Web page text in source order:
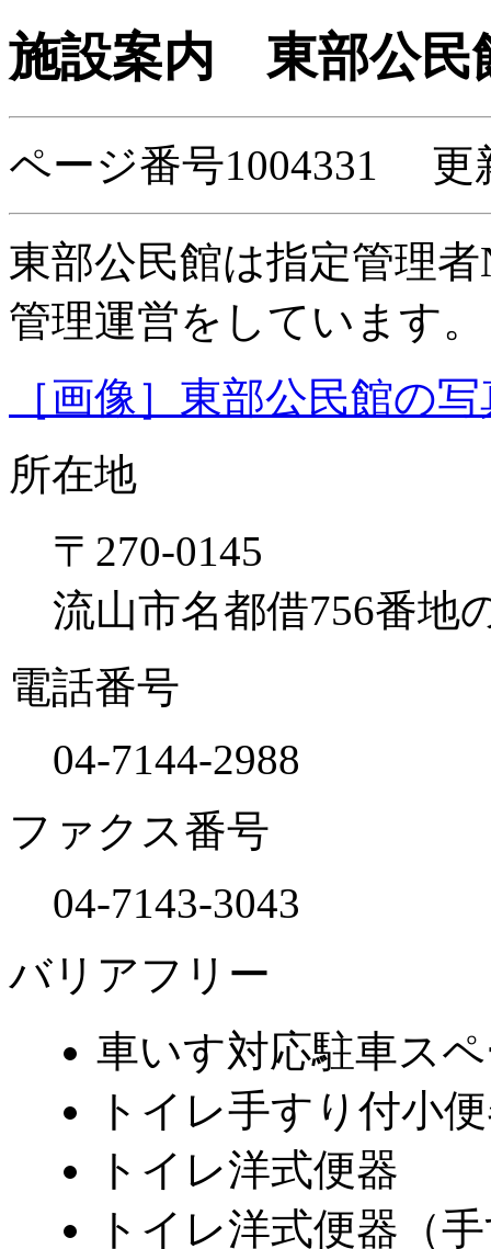
施設案内 東部公民
ページ番号1004331 更
東部公民館は指定管理
管理運営をしています。
［画像］東部公民館の
所在地
〒270-0145
流山市名都借756番地
電話番号
04-7144-2988
ファクス番号
04-7143-3043
バリアフリー
車いす対応駐車ス
トイレ手すり付小
トイレ洋式便器
トイレ洋式便器（